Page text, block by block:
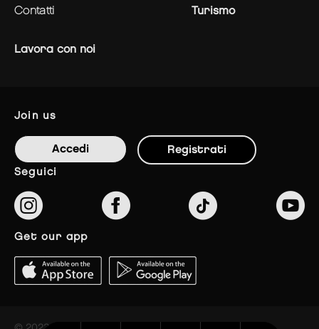
contatti
Turismo
Lavora con noi
join us
Accedi Registrati
seguici
get our app